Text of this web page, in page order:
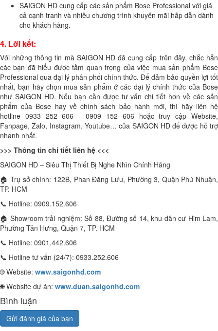
SAIGON HD cung cấp các sản phẩm Bose Professional với giá
cả cạnh tranh và nhiều chương trình khuyến mãi hấp dẫn dành
cho khách hàng.
4. Lời kết:
Với những thông tin mà SAIGON HD đã cung cấp trên đây, chắc hẳn
các bạn đã hiểu được tầm quan trọng của việc mua sản phẩm Bose
Professional qua đại lý phân phối chính thức. Để đảm bảo quyền lợi tốt
nhất, bạn hãy chọn mua sản phẩm ở các đại lý chính thức của Bose
như SAIGON HD. Nếu bạn cần được tư vấn chi tiết hơn về các sản
phẩm của Bose hay về chính sách bảo hành mới, thì hãy liên hệ
hotline 0933 252 606 - 0909 152 606 hoặc truy cập Website,
Fanpage, Zalo, Instagram, Youtube… của SAIGON HD để được hỗ trợ
nhanh nhất.
>>> Thông tin chi tiết liên hệ <<<
SAIGON HD – Siêu Thị Thiết Bị Nghe Nhìn Chính Hãng
🏠 Trụ sở chính: 122B, Phan Đăng Lưu, Phường 3, Quận Phú Nhuận,
TP. HCM
📞 Hotline: 0909.152.606
🏠 Showroom trải nghiệm: Số 88, Đường số 14, khu dân cư Him Lam,
Phường Tân Hưng, Quận 7, TP. HCM
📞 Hotline: 0901.442.606
📞 Hotline tư vấn (24/7): 0933.252.606
🌐 Website: www.saigonhd.com
🌐 Website dự án: www.duan.saigonhd.com
Bình luận
Gửi đánh giá của bạn